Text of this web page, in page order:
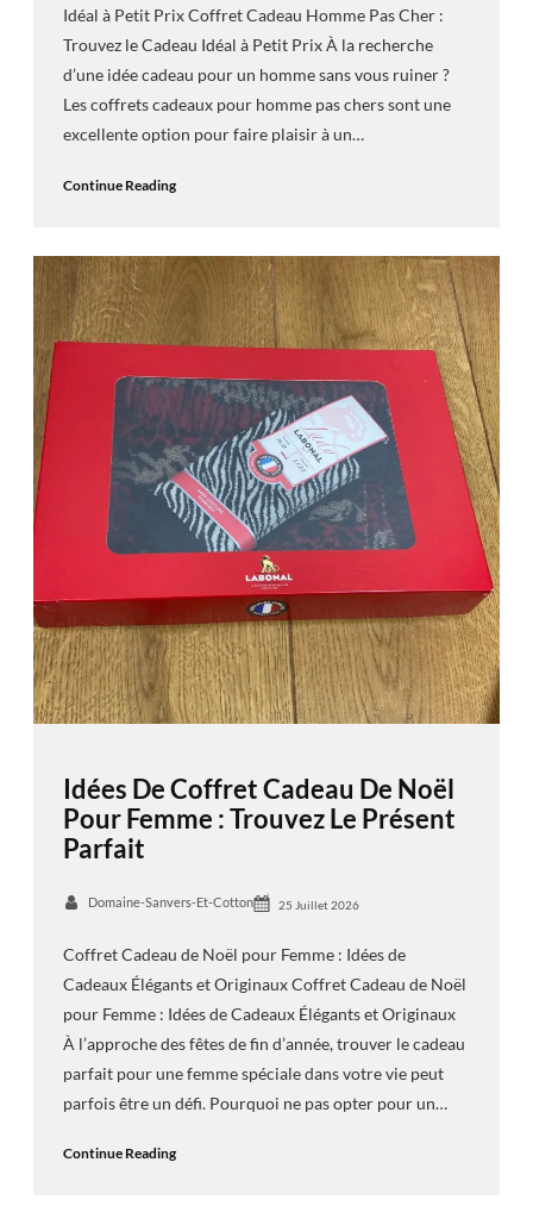
Idéal à Petit Prix Coffret Cadeau Homme Pas Cher :
Trouvez le Cadeau Idéal à Petit Prix À la recherche
d’une idée cadeau pour un homme sans vous ruiner ?
Les coffrets cadeaux pour homme pas chers sont une
excellente option pour faire plaisir à un…
Continue Reading
Idées De Coffret Cadeau De Noël
Pour Femme : Trouvez Le Présent
Parfait
Domaine-Sanvers-Et-Cotton 25 Juillet 2026
Coffret Cadeau de Noël pour Femme : Idées de
Cadeaux Élégants et Originaux Coffret Cadeau de Noël
pour Femme : Idées de Cadeaux Élégants et Originaux
À l’approche des fêtes de fin d’année, trouver le cadeau
parfait pour une femme spéciale dans votre vie peut
parfois être un défi. Pourquoi ne pas opter pour un…
Continue Reading